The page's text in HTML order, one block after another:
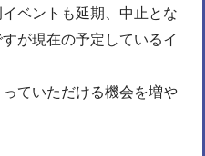
ベントも延期、中止とな
が現在の予定しているイ
ていただける機会を増や